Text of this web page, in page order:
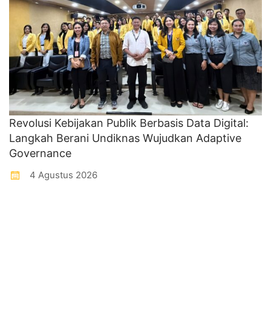
Revolusi Kebijakan Publik Berbasis Data Digital:
Langkah Berani Undiknas Wujudkan Adaptive
Governance
4 Agustus 2026